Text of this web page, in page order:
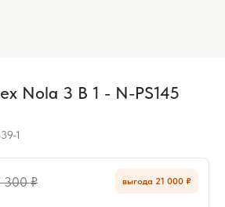
Nola 3 В 1 - N-PS145
1
300 ₽ выгода 21 000 ₽